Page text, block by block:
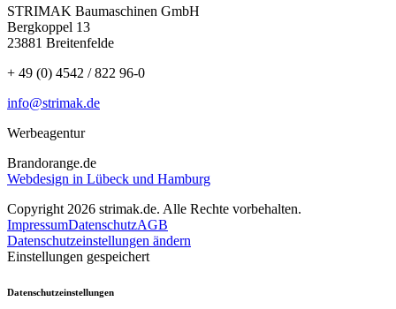
STRIMAK Baumaschinen GmbH
Bergkoppel 13
23881 Breitenfelde
+ 49 (0) 4542 / 822 96-0
info@strimak.de
Werbeagentur
Brandorange.de
Webdesign in Lübeck und Hamburg
Copyright 2026 strimak.de. Alle Rechte vorbehalten.
ImpressumDatenschutzAGB
Datenschutzeinstellungen ändern
Einstellungen gespeichert
Datenschutzeinstellungen